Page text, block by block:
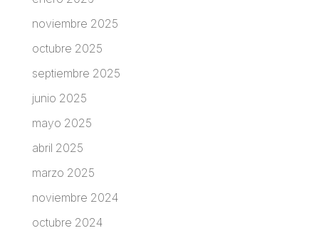
noviembre 2025
octubre 2025
septiembre 2025
junio 2025
mayo 2025
abril 2025
marzo 2025
noviembre 2024
octubre 2024